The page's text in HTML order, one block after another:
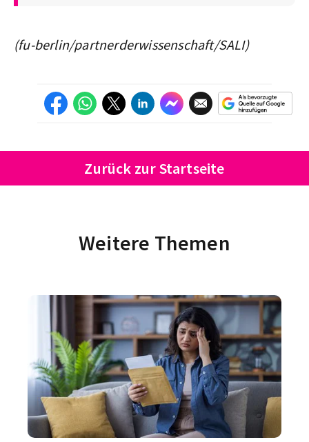
(fu-berlin/partnerderwissenschaft/SALI)
Zurück zur Startseite
Weitere Themen